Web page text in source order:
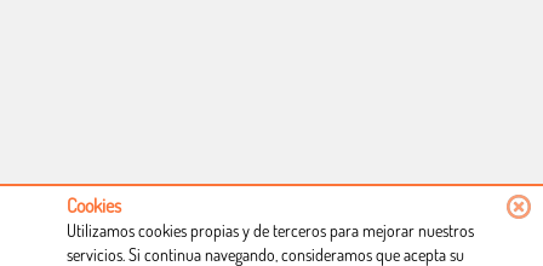
Cookies
Utilizamos cookies propias y de terceros para mejorar nuestros
servicios. Si continua navegando, consideramos que acepta su